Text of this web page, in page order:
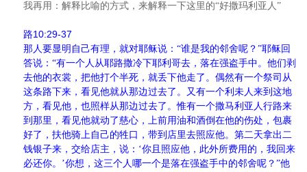
我再用：解释比喻的方式，来解释一下这里的“好撒玛利亚人”
路10:29-37
那人要显明自己有理，就对耶稣说：“谁是我的邻舍呢？”耶稣回
答说：“有一个人从耶路撒冷下耶利哥去，落在强盗手中。他们剥
去他的衣裳，把他打个半死，就丢下他走了。偶然有一个祭司从
这条路下来，看见他就从那边过去了。又有一个利未人来到这地
方，看见他，也照样从那边过去了。惟有一个撒马利亚人行路来
到那里，看见他就动了慈心，上前用油和酒倒在他的伤处，包裹
好了，扶他骑上自己的牲口，带到店里去照应他。第二天拿出二
钱银子来，交给店主，说：‘你且照应他，此外所费用的，我回来
必还你。’你想，这三个人哪一个是落在强盗手中的邻舍呢？”他